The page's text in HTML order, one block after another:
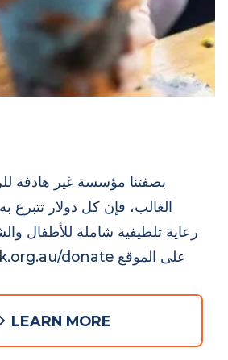
بصفتنا مؤسسة غير هادفة
الغالب، فإن كل دولار تتبرع
رعاية تلطيفية شاملة للأطفال
LEARN MORE